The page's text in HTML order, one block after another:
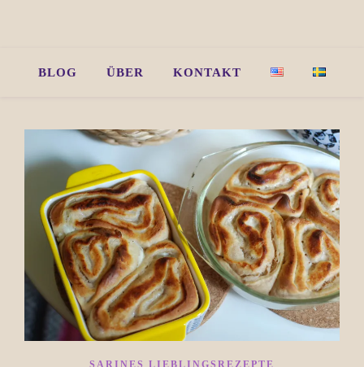
BLOG ÜBER KONTAKT
SARINES LIEBLINGSREZEPTE